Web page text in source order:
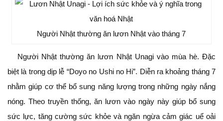
Người Nhật thường ăn lươn Nhật vào tháng 7
Người Nhật thường ăn lươn Nhật Unagi vào mùa hè. Đặc
biệt là trong dịp lễ “Doyo no Ushi no Hi”. Diễn ra khoảng tháng 7
nhằm giúp cơ thể bổ sung năng lượng trong những ngày nắng
nóng. Theo truyền thống, ăn lươn vào ngày này giúp bổ sung
sức lực, tăng cường sức khỏe và ngăn ngừa cảm giác uể oải